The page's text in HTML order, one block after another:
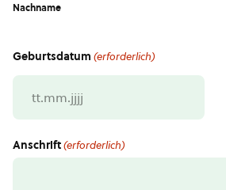
Nachname
Geburtsdatum (erforderlich)
MM
Anschrift(erforderlich)